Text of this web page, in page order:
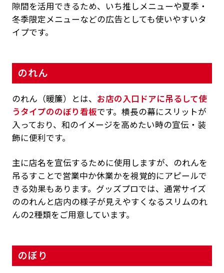
隙間を活用できるため、いち推しメニューや夏季・
冬季限定メニューなどの広告としても使いやすいタ
イプです。
のれん
のれん（暖簾）とは、 お店の入口ドアに吊るして使
うタイプののぼり看板です。横長の幕にスリットが
入っており、和のイメージを高めたい時の宣伝・装
飾に便利です。
主に店名を宣伝するために使用しますが、のれんを
吊るすことで営業中か休業かを視覚的にアピールで
きる効果もあります。グッズプロでは、通常サイズ
ののれんと店内の様子が見えやすくなるスリムのれ
んの2種類をご用意しています。
のぼり